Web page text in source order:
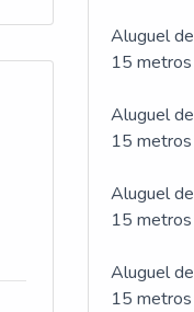
Aluguel
15
Aluguel
15
Aluguel
15
Aluguel
15